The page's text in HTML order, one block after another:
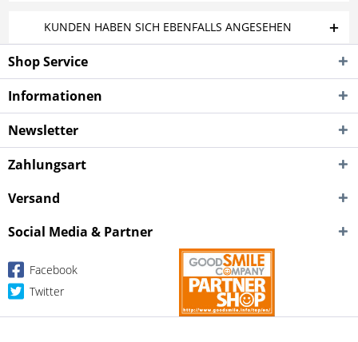
KUNDEN HABEN SICH EBENFALLS ANGESEHEN
Shop Service
Informationen
Newsletter
Zahlungsart
Versand
Social Media & Partner
Facebook
Twitter